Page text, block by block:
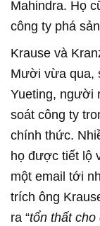
Mahindra. Họ
công ty phá
Krause và
Mười vừa qua,
Yueting, người
soát công ty
chính thức.
họ được tiết lộ
một email tới
trích ông
ra “tổn thất cho